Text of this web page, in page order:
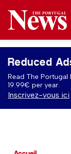
Reduced
Read The
19.99€ per year.
Inscrivez-vous ici